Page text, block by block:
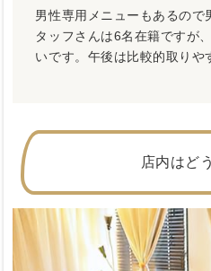
男性専用メニューもあるので
タッフさんは6名在籍ですが
いです。午後は比較的取りや
店内はど